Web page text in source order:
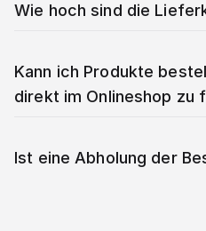
Wie hoch sind die
Kann ich Produkte
direkt im Onlineshop zu
Ist eine Abholung der